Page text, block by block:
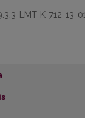
LMT-K-712-13-